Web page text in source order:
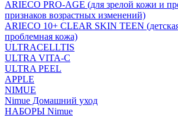
ARIECO PRO-AGE (для зрелой кожи и
признаков возрастных изменений)
ARIECO 10+ CLEAR SKIN TEEN
проблемная кожа)
ULTRACELLTIS
ULTRA VITA-C
ULTRA PEEL
APPLE
NIMUE
Nimue Домашний уход
НАБОРЫ Nimue